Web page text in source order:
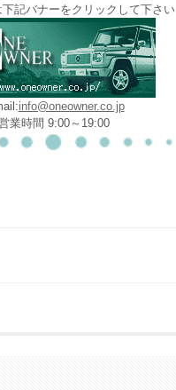
記バナーをクリックして下さい
info@oneowner.co.jp
業時間 9:00～19:00